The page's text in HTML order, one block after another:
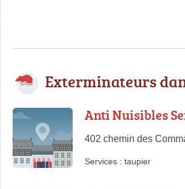
Exterminateurs
Anti Nuisibles
402 chemin des
Services : taupier